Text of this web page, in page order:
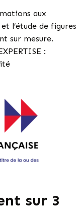
aux
l’étude de figures
sur mesure.
:
sur 3